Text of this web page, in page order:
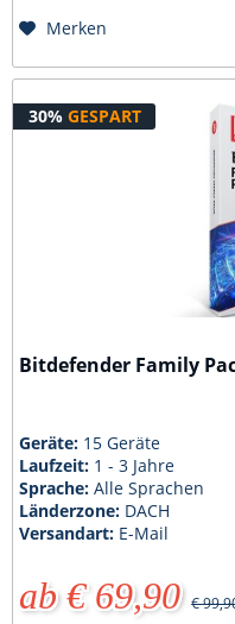
Merken
30% GESPART
Bitdefender Family
Geräte: 15 Geräte
Laufzeit: 1 - 3 Jahre
Sprache:Alle Sprachen
Länderzone: DACH
Versandart: E-Mail
ab € 69,90 €